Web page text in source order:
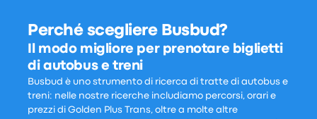
Perché scegliere Busbud?
Il modo migliore per prenotare biglietti
di autobus e treni
Busbud è uno strumento di ricerca di tratte di autobus e
treni: nelle nostre ricerche includiamo percorsi, orari e
prezzi di Golden Plus Trans, oltre a molte altre